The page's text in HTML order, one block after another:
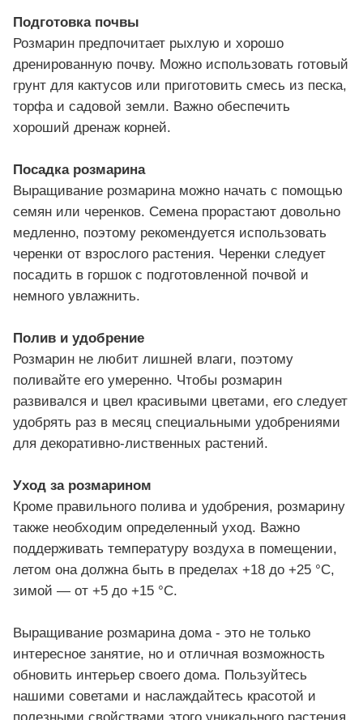
Подготовка почвы
Розмарин предпочитает рыхлую и хорошо
дренированную почву. Можно использовать готовый
грунт для кактусов или приготовить смесь из песка,
торфа и садовой земли. Важно обеспечить
хороший дренаж корней.
Посадка розмарина
Выращивание розмарина можно начать с помощью
семян или черенков. Семена прорастают довольно
медленно, поэтому рекомендуется использовать
черенки от взрослого растения. Черенки следует
посадить в горшок с подготовленной почвой и
немного увлажнить.
Полив и удобрение
Розмарин не любит лишней влаги, поэтому
поливайте его умеренно. Чтобы розмарин
развивался и цвел красивыми цветами, его следует
удобрять раз в месяц специальными удобрениями
для декоративно-лиственных растений.
Уход за розмарином
Кроме правильного полива и удобрения, розмарину
также необходим определенный уход. Важно
поддерживать температуру воздуха в помещении,
летом она должна быть в пределах +18 до +25 °C,
зимой — от +5 до +15 °C.
Выращивание розмарина дома - это не только
интересное занятие, но и отличная возможность
обновить интерьер своего дома. Пользуйтесь
нашими советами и наслаждайтесь красотой и